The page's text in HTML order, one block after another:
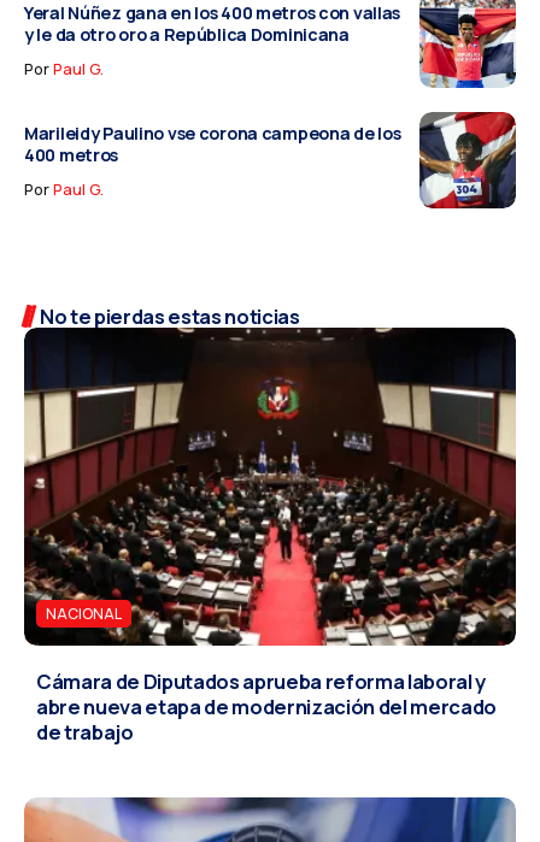
Yeral Núñez gana en los 400 metros con vallas
y le da otro oro a República Dominicana
PorPaul G.
Marileidy Paulino vse corona campeona de los
400 metros
PorPaul G.
No te pierdas estas noticias
NACIONAL
Cámara de Diputados aprueba reforma laboral y
abre nueva etapa de modernización del mercado
de trabajo